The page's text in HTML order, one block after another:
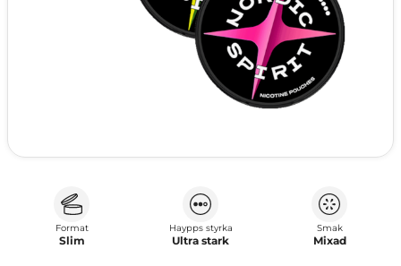
Format
Slim
Haypps styrka
Ultra stark
Smak
Mixad